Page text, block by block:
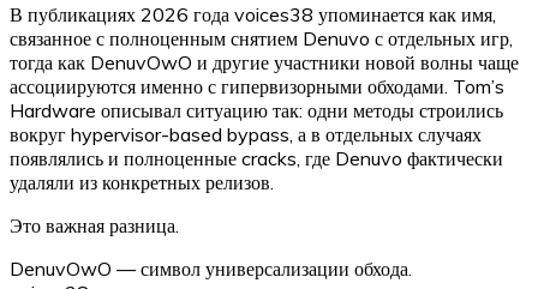
В публикациях 2026 года voices38 упоминается как имя,
связанное с полноценным снятием Denuvo с отдельных игр,
тогда как DenuvOwO и другие участники новой волны чаще
ассоциируются именно с гипервизорными обходами. Tom’s
Hardware описывал ситуацию так: одни методы строились
вокруг hypervisor-based bypass, а в отдельных случаях
появлялись и полноценные cracks, где Denuvo фактически
удаляли из конкретных релизов.
Это важная разница.
DenuvOwO — символ универсализации обхода.